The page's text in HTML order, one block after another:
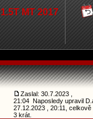
MT 2017
Zaslal: 30.7.2023 ,
21:04 Naposledy upravil
27.12.2023 , 20:11,
3 krát.